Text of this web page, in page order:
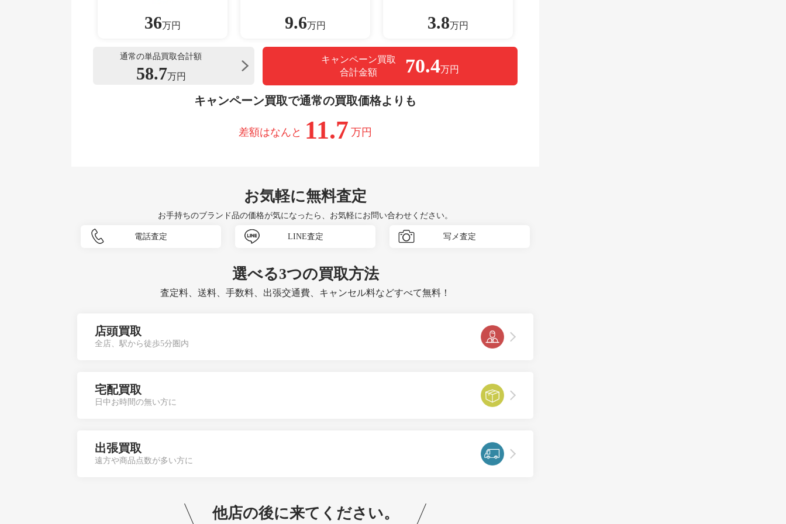
36万円 9.6万円 3.8万円
通常の単品買取合計額
58.7万円
キャンペーン買取
合計金額
70.4万円
キャンペーン買取で通常の買取価格よりも
差額はなんと 11.7 万円
お気軽に無料査定
お手持ちのブランド品の価格が気になったら、お気軽にお問い合わせください。
電話査定 LINE査定 写メ査定
選べる3つの買取方法
査定料、送料、手数料、出張交通費、キャンセル料などすべて無料！
店頭買取
全店、駅から徒歩5分圏内
宅配買取
日中お時間の無い方に
出張買取
遠方や商品点数が多い方に
他店の後に来てください。